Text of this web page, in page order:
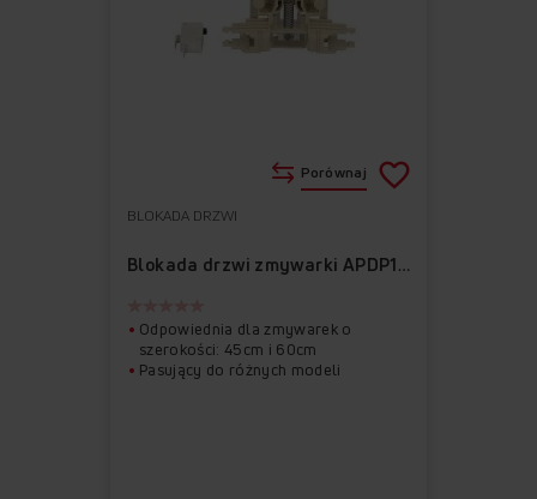
BLOKADA DRZWI
Blokada drzwi zmywarki APDP1020
Odpowiednia dla zmywarek o
szerokości: 45cm i 60cm
Pasujący do różnych modeli
Porównaj
ulubionych
z